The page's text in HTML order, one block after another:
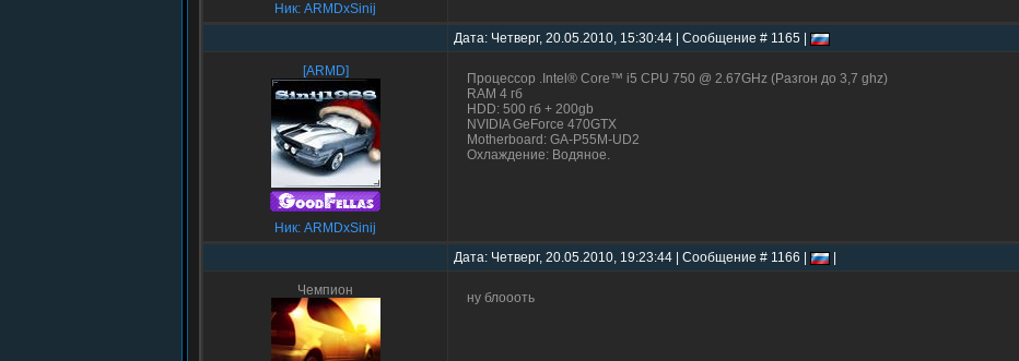
Ник: ARMDxSinij
Дата: Четверг, 20.05.2010, 15:30:44 | Сообщение # 1165 |
[ARMD]
Ник: ARMDxSinij
Процессор .Intel® Core™ i5 CPU 750 @ 2.67GHz (Разгон до 3,7 ghz)
RAM 4 гб
HDD: 500 гб + 200gb
NVIDIA GeForce 470GTX
Motherboard: GA-P55M-UD2
Охлаждение: Водяное.
Дата: Четверг, 20.05.2010, 19:23:44 | Сообщение # 1166 |
Чемпион ну блоооть